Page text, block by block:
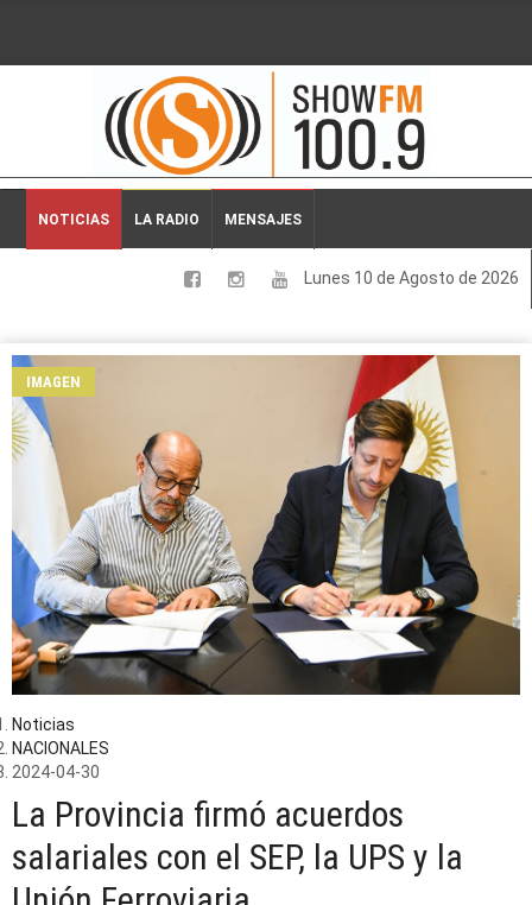
2026-08-10 00:03:18
NOTICIAS LA RADIO MENSAJES
Lunes 10 de Agosto de 2026
LOCALES
DEPORTES
ESPECTACULOS
INTERNACIONALES
IMAGEN
Noticias
NACIONALES
2024-04-30
La Provincia firmó acuerdos
salariales con el SEP, la UPS y la